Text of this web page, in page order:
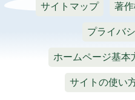
サイトマップ 著
プライバ
ホームページ基本
サイトの使い